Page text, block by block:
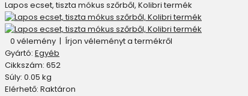
Lapos ecset, tiszta mókus szőrből, Kolibri termék
0 vélemény | Írjon véleményt a termékről
Gyártó: Egyéb
Cikkszám: 652
Súly: 0.05 kg
Elérhető: Raktáron